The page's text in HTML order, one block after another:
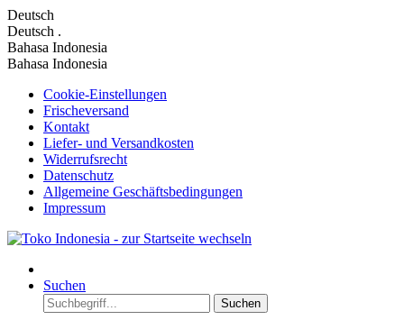
Deutsch
Deutsch .
Bahasa Indonesia
Bahasa Indonesia
Cookie-Einstellungen
Frischeversand
Kontakt
Liefer- und Versandkosten
Widerrufsrecht
Datenschutz
Allgemeine Geschäftsbedingungen
Impressum
Suchen
Suchen